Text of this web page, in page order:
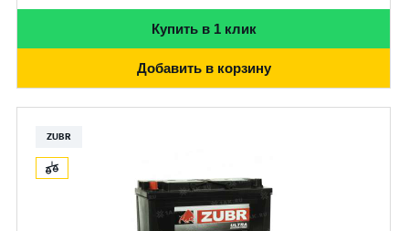
Купить в 1 клик
Добавить в корзину
ZUBR